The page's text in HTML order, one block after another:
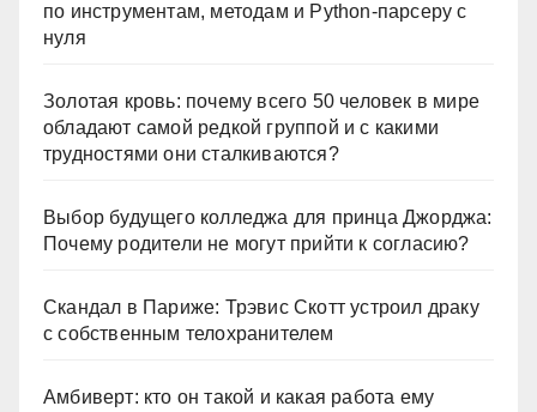
по инструментам, методам и Python-парсеру с
нуля
Золотая кровь: почему всего 50 человек в мире
обладают самой редкой группой и с какими
трудностями они сталкиваются?
Выбор будущего колледжа для принца Джорджа:
Почему родители не могут прийти к согласию?
Скандал в Париже: Трэвис Скотт устроил драку
с собственным телохранителем
Амбиверт: кто он такой и какая работа ему